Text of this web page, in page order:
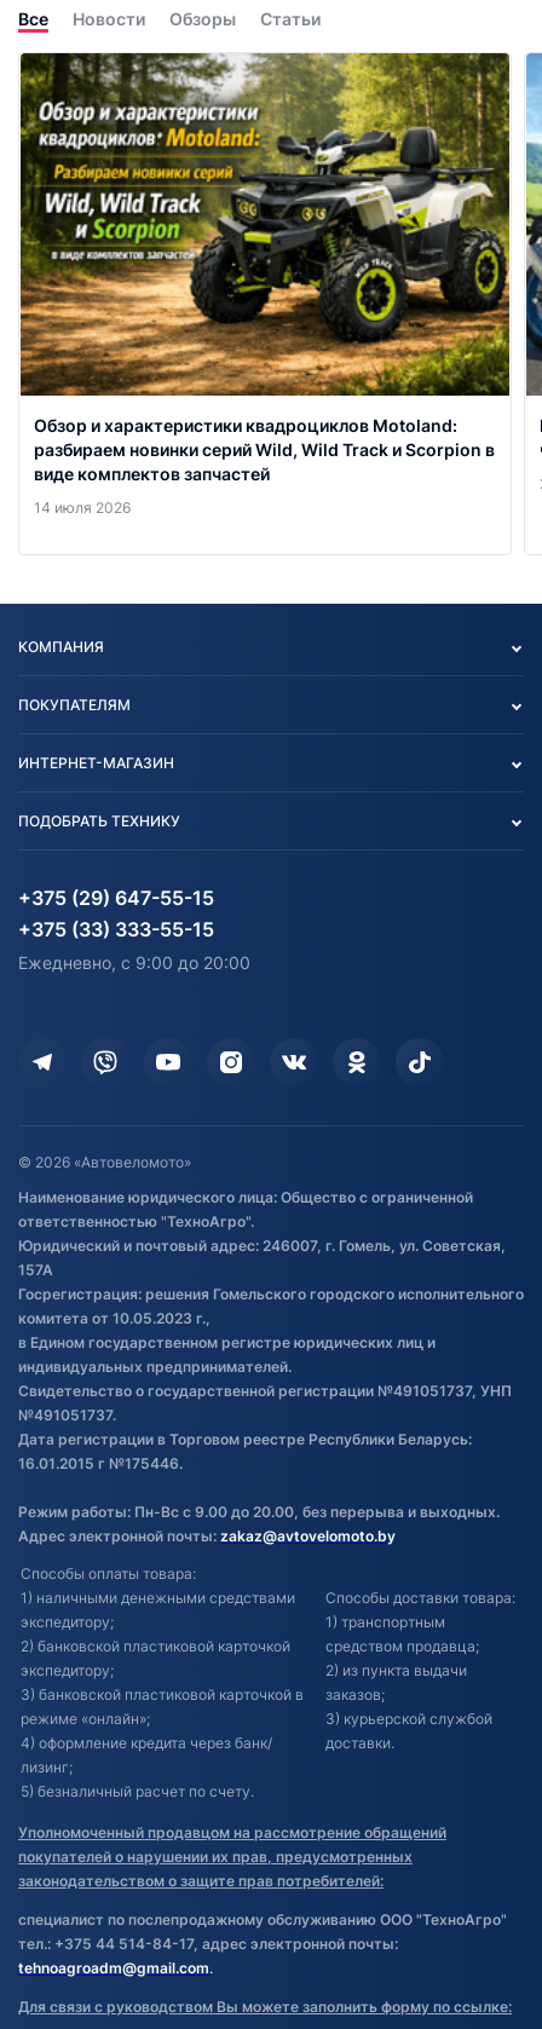
Все Новости Обзоры Статьи
Обзор и характеристики квадроциклов Motoland:
разбираем новинки серий Wild, Wild Track и Scorpion в
виде комплектов запчастей
14 июля 2026
КОМПАНИЯ
Блог
Карта сайта
ПОКУПАТЕЛЯМ
Согласие на обработку
Информация до получения
согласия на обработку
Дополнительные услуги
Оставить отзыв
Договор публичной оферты
Обработка файлов cookie
Постановка транспорта на учет
Обновления в ЭПТС 2024
ИНТЕРНЕТ-МАГАЗИН
Агротехника
Водный транспорт
Электротранспорт
ПОДОБРАТЬ ТЕХНИКУ
Агротехника
Электротранспорт
+375 (29) 647-55-15
+375 (33) 333-55-15
Ежедневно, с 9:00 до 20:00
© 2026 «Автовеломото»
Наименование юридического лица: Общество с ограниченной
ответственностью "ТехноАгро".
Юридический и почтовый адрес: 246007, г. Гомель, ул. Советская,
157А
Госрегистрация: решения Гомельского городского исполнительного
комитета от 10.05.2023 г.,
в Едином государственном регистре юридических лиц и
индивидуальных предпринимателей.
Свидетельство о государственной регистрации №491051737, УНП
№491051737.
Дата регистрации в Торговом реестре Республики Беларусь:
16.01.2015 г №175446.
Режим работы: Пн-Вс с 9.00 до 20.00, без перерыва и выходных.
Адрес электронной почты: zakaz@avtovelomoto.by
Способы оплаты товара:
1) наличными денежными средствами
экспедитору;
2) банковской пластиковой карточкой
экспедитору;
3) банковской пластиковой карточкой в
режиме «онлайн»;
4) оформление кредита через банк/
лизинг;
5) безналичный расчет по счету.
Способы доставки товара:
1) транспортным
средством продавца;
2) из пункта выдачи
заказов;
3) курьерской службой
доставки.
Уполномоченный продавцом на рассмотрение обращений
покупателей о нарушении их прав, предусмотренных
законодательством о защите прав потребителей:
специалист по послепродажному обслуживанию ООО "ТехноАгро"
тел.: +375 44 514-84-17, адрес электронной почты:
tehnoagroadm@gmail.com.
Для связи с руководством Вы можете заполнить форму по ссылке: